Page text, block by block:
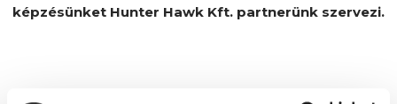
képzésünket Hunter Hawk Kft. partnerünk szervezi.